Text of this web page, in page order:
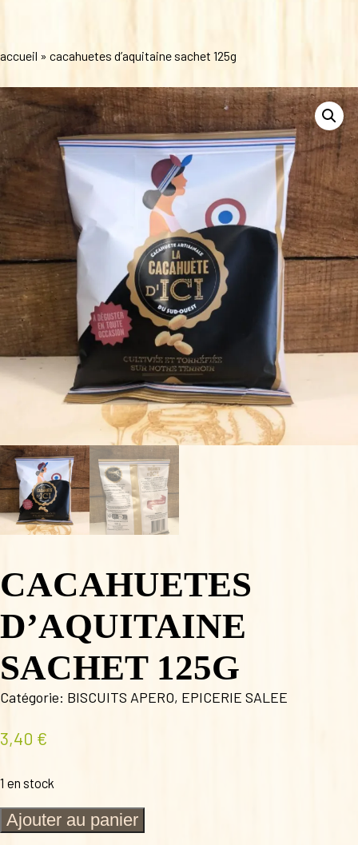
accueil » cacahuetes d’aquitaine sachet 125g
CACAHUETES
D’AQUITAINE
SACHET 125G
Catégorie: BISCUITS APERO, EPICERIE SALEE
3,40 €
1 en stock
quantité
de
Ajouter au panier